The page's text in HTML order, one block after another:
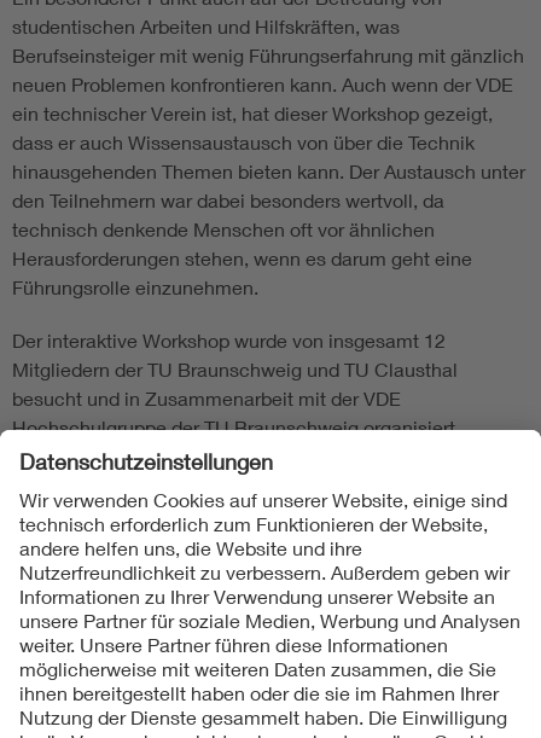
studentischen Arbeiten und Hilfskräften, was
Berufseinsteiger mit wenig Führungserfahrung mit gänzlich
neuen Problemen konfrontieren kann. Auch wenn der VDE
ein technischer Verein ist, hat dieser Workshop gezeigt,
dass er auch Wissensaustausch von über die Technik
hinausgehenden Themen bieten kann. Der Austausch unter
den Teilnehmern war dabei besonders wertvoll, da
technisch denkende Menschen oft vor ähnlichen
Herausforderungen stehen, wenn es darum geht eine
Führungsrolle einzunehmen.
Der interaktive Workshop wurde von insgesamt 12
Mitgliedern der TU Braunschweig und TU Clausthal
besucht und in Zusammenarbeit mit der VDE
Hochschulgruppe der TU Braunschweig organisiert.
Folgen Sie uns